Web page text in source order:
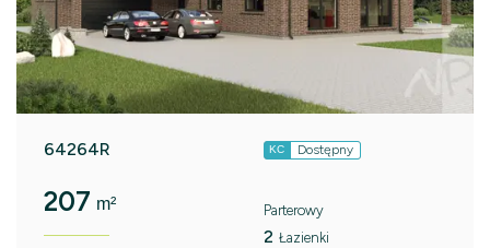
64264R KC Dostępny
207 m² Parterowy
2 Łazienki